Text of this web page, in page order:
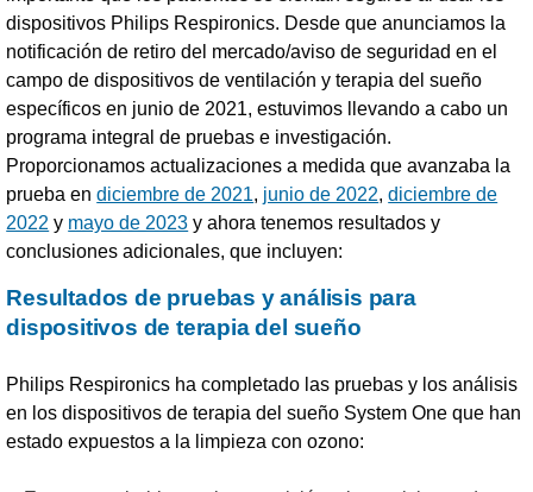
dispositivos Philips Respironics. Desde que anunciamos la
notificación de retiro del mercado/aviso de seguridad en el
campo de dispositivos de ventilación y terapia del sueño
específicos en junio de 2021, estuvimos llevando a cabo un
programa integral de pruebas e investigación.
Proporcionamos actualizaciones a medida que avanzaba la
prueba endiciembre de 2021, junio de 2022,diciembre de
2022 y mayo de 2023 y ahora tenemos resultados y
conclusiones adicionales, que incluyen:
Resultados de pruebas y análisis para
dispositivos de terapia del sueño
Philips Respironics ha completado las pruebas y los análisis
en los dispositivos de terapia del sueño System One que han
estado expuestos a la limpieza con ozono: